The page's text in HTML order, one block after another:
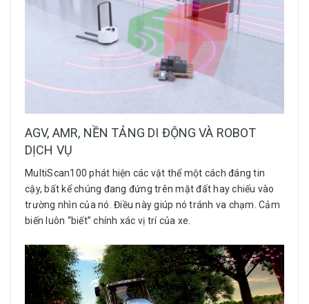
AGV, AMR, NỀN TẢNG DI ĐỘNG VÀ ROBOT
DỊCH VỤ
MultiScan100 phát hiện các vật thể một cách đáng tin
cậy, bất kể chúng đang đứng trên mặt đất hay chiếu vào
trường nhìn của nó. Điều này giúp nó tránh va chạm. Cảm
biến luôn “biết” chính xác vị trí của xe.